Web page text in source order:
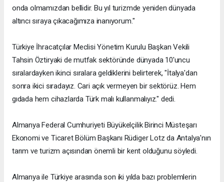
onda olmamızdan bellidir. Bu yıl turizmde yeniden dünyada
altıncı sıraya çıkacağımıza inanıyorum."
Türkiye İhracatçılar Meclisi Yönetim Kurulu Başkan Vekili
Tahsin Öztiryaki de mutfak sektöründe dünyada 10'uncu
sıralardayken ikinci sıralara geldiklerini belirterek, "İtalya'dan
sonra ikici sıradayız. Cari açık vermeyen bir sektörüz. Hem
gıdada hem cihazlarda Türk malı kullanmalıyız." dedi.
Almanya Federal Cumhuriyeti Büyükelçilik Birinci Müsteşarı
Ekonomi ve Ticaret Bölüm Başkanı Rüdiger Lotz da Antalya'nın
tarım ve turizm açısından önemli bir kent olduğunu söyledi.
Almanya ile Türkiye arasında son iki yılda bazı problemlerin